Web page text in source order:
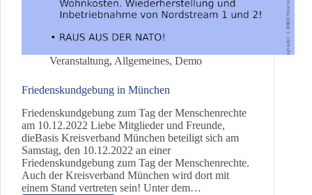
Veranstaltung, Allgemeines, Demo
Friedenskundgebung in München
Friedenskundgebung zum Tag der Menschenrechte
am 10.12.2022 Liebe Mitglieder und Freunde,
dieBasis Kreisverband München beteiligt sich am
Samstag, den 10.12.2022 an einer
Friedenskundgebung zum Tag der Menschenrechte.
Auch der Kreisverband München wird dort mit
einem Stand vertreten sein! Unter dem…